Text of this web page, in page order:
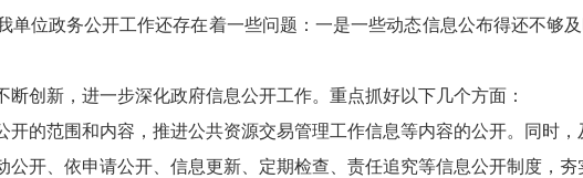
政务公开工作还存在着一些问题：一是一些动态信息公布得还不够
新，进一步深化政府信息公开工作。重点抓好以下几个方面：
范围和内容，推进公共资源交易管理工作信息等内容的公开。同时，
、依申请公开、信息更新、定期检查、责任追究等信息公开制度，夯